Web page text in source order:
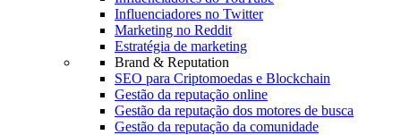
Influenciadores no Twitter
Marketing no Reddit
Estratégia de marketing
Brand & Reputation
SEO para Criptomoedas e Blockchain
Gestão da reputação online
Gestão da reputação dos motores de busca
Gestão da reputação da comunidade